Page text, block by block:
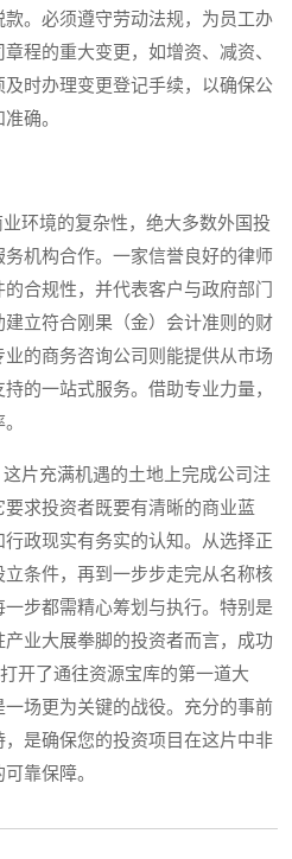
。必须遵守劳动法规，为员工办
程的重大变更，如增资、减资、
时办理变更登记手续，以确保公
确。
境的复杂性，绝大多数外国投
机构合作。一家信誉良好的律师
合规性，并代表客户与政府部门
立符合刚果（金）会计准则的财
的商务咨询公司则能提供从市场
的一站式服务。借助专业力量，
充满机遇的土地上完成公司注
求投资者既要有清晰的商业蓝
政现实有务实的认知。从选择正
条件，再到一步步走完从名称核
步都需精心筹划与执行。特别是
业大展拳脚的投资者而言，成功
开了通往资源宝库的第一道大
场更为关键的战役。充分的事前
是确保您的投资项目在这片中非
靠保障。